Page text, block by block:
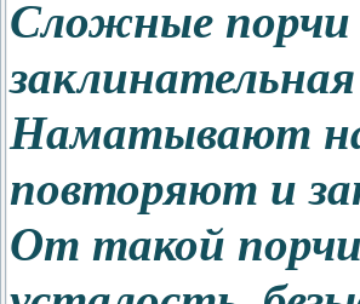
Сложные порчи
Наматывают на
повторяют и
От такой порчи